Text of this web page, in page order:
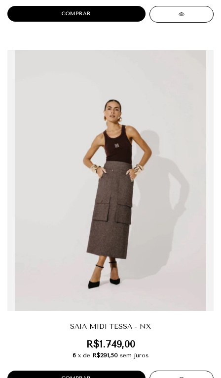
COMPRAR
SAIA MIDI TESSA - NX
R$1.749,00
6 x de R$291,50 sem juros